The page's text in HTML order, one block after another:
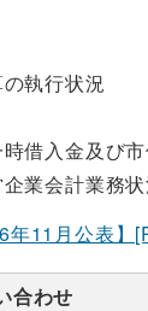
執行状況
借入金及び
業会計業務
年11月公表】
合わせ